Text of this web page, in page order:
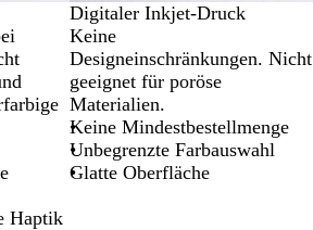
Haptik
Digitaler Inkjet-Druck
Keine
Designeinschränkungen. Nicht
geeignet für poröse
Materialien.
Keine Mindestbestellmenge
Unbegrenzte Farbauswahl
Glatte Oberfläche